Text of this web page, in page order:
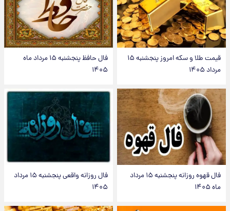
قیمت طلا و سکه امروز پنجشنبه ۱۵
مرداد ۱۴۰۵
فال حافظ پنجشنبه ۱۵ مرداد ماه
۱۴۰۵
فال قهوه روزانه پنجشنبه ۱۵ مرداد
ماه ۱۴۰۵
فال روزانه واقعی پنجشنبه ۱۵ مرداد
۱۴۰۵